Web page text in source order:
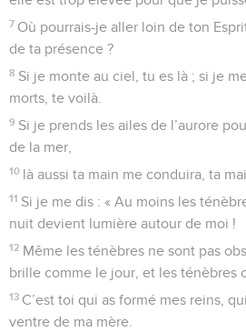
7 Où pourrais-je aller loin de ton
de ta présence ?
8 Si je monte au ciel, tu es là ; si je
morts, te voilà.
9 Si je prends les ailes de l’aurore
de la mer,
10 là aussi ta main me conduira, ta
11 Si je me dis : « Au moins les
nuit devient lumière autour de moi !
12 Même les ténèbres ne sont pas
brille comme le jour, et les ténèbres
13 C’est toi qui as formé mes reins,
ventre de ma mère.